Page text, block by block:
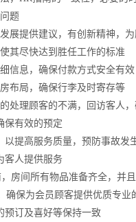
题
展提供建议，有创新精神，
其尽快达到胜任工作的标准
信息，确保付款方式安全有效
布局，确保行李及时寄存等
处理顾客的不满，回访客人
保有效的预定
以提高服务质量，预防事故发
客人提供服务
房间所有物品准备齐全，并
确保为会员顾客提供优质专业
预订及喜好等保持一致